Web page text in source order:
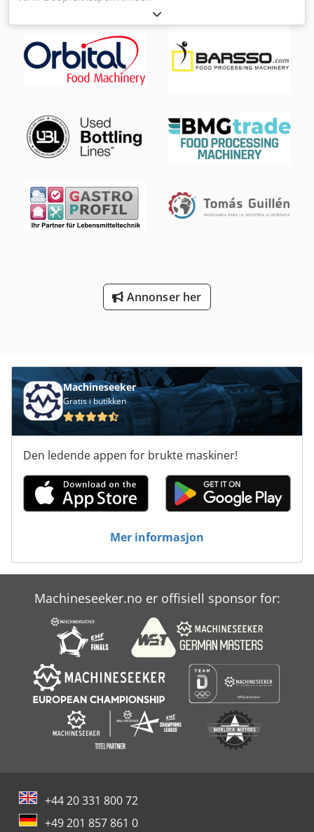
Annonser her
Machineseeker
Gratis i butikken
Den ledende appen for brukte maskiner!
Mer informasjon
Machineseeker.no er offisiell sponsor for:
+44 20 331 800 72
+49 201 857 861 0